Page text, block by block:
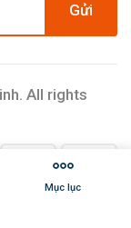
Mục lục
Gửi
All rights